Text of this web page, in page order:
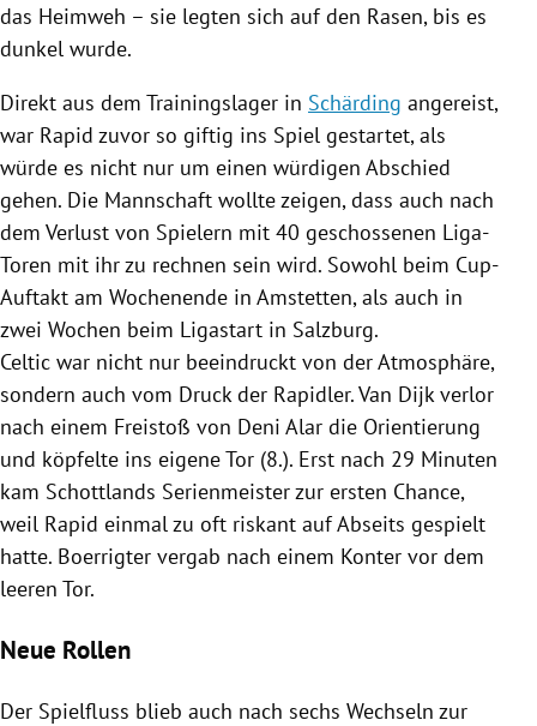
das Heimweh – sie legten sich auf den Rasen, bis es
dunkel wurde.
Direkt aus dem Trainingslager in Schärding angereist,
war Rapid zuvor so giftig ins Spiel gestartet, als
würde es nicht nur um einen würdigen Abschied
gehen. Die Mannschaft wollte zeigen, dass auch nach
dem Verlust von Spielern mit 40 geschossenen Liga-
Toren mit ihr zu rechnen sein wird. Sowohl beim Cup-
Auftakt am Wochenende in Amstetten, als auch in
zwei Wochen beim Ligastart in Salzburg.
Celtic war nicht nur beeindruckt von der Atmosphäre,
sondern auch vom Druck der Rapidler. Van Dijk verlor
nach einem Freistoß von Deni Alar die Orientierung
und köpfelte ins eigene Tor (8.). Erst nach 29 Minuten
kam Schottlands Serienmeister zur ersten Chance,
weil Rapid einmal zu oft riskant auf Abseits gespielt
hatte. Boerrigter vergab nach einem Konter vor dem
leeren Tor.
Neue Rollen
Der Spielfluss blieb auch nach sechs Wechseln zur